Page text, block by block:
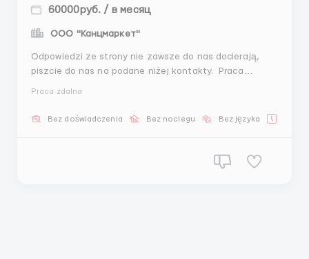
60000руб. / в месяц
ООО "Канцмаркет"
Odpowiedzi ze strony nie zawsze do nas docierają,
piszcie do nas na podane niżej kontakty. Praca
grafik pracy 2,3 godziny dziennie (w razie potrzeby
Praca zdalna
Bez doświadczenia Bez noclegu Bez języka